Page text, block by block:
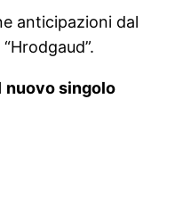
anticipazioni dal
nuovo singolo